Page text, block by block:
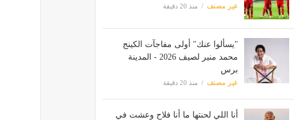
غير مصنف منذ 20 دقيقة
"يسألوا عنك" أولى مفاجآت الكينج
محمد منير لصيف 2026 - المدينة
برس
غير مصنف منذ 20 دقيقة
أنا اللي لحنتها ما أنا فلاح وعشت في